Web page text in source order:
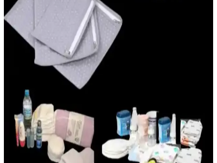
Mustela 50 Faktör Bebek Güneş Kremi: Hassas
Ciltler İçin Güvenilir Koruma ve Özellikleri
Mustela 50 Faktör Bebek Güneş Kremi, yüksek SPF 50 ile hassas
bebek cildini UV ışınlarına karşı korur, doğal içeriklerle formüle
edilmiştir ve suya dayanıklıdır.
Hastane Çantası Bebek İçin: Yeni Anneler İçin
Gerekli Hazırlık Rehberi
Yeni anne ve bebekler için hastane çantasında bulunması gereken
temel eşyalar, hazırlık ipuçları ve pratik öneriler bu rehberde detaylı
şekilde anlatılmaktadır.
Doğum Çantası Hazırlama Rehberi: Yeni Doğan ve
Annelik Sürecinde İhtiyacınız Olanlar